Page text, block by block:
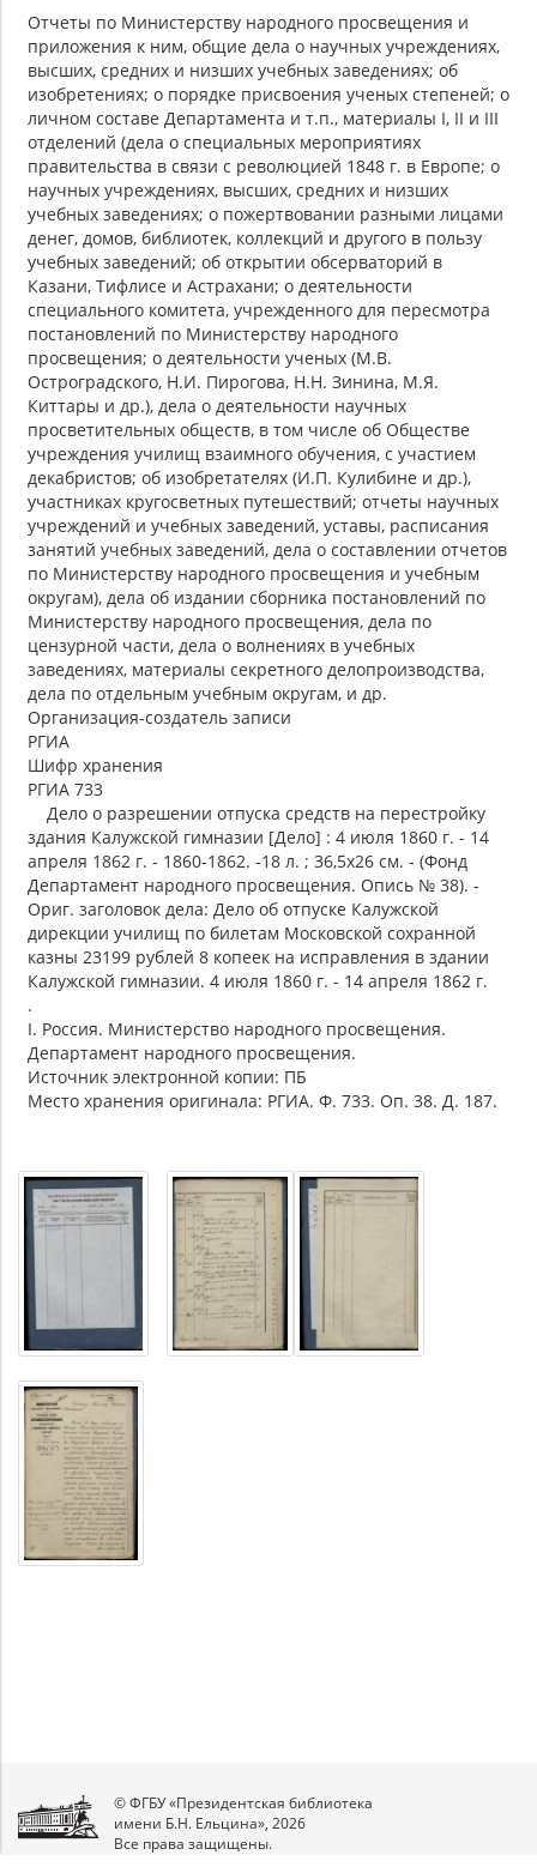
Отчеты по Министерству народного просвещения и
приложения к ним, общие дела о научных учреждениях,
высших, средних и низших учебных заведениях; об
изобретениях; о порядке присвоения ученых степеней; о
личном составе Департамента и т.п., материалы I, II и III
отделений (дела о специальных мероприятиях
правительства в связи с революцией 1848 г. в Европе; о
научных учреждениях, высших, средних и низших
учебных заведениях; о пожертвовании разными лицами
денег, домов, библиотек, коллекций и другого в пользу
учебных заведений; об открытии обсерваторий в
Казани, Тифлисе и Астрахани; о деятельности
специального комитета, учрежденного для пересмотра
постановлений по Министерству народного
просвещения; о деятельности ученых (М.В.
Остроградского, Н.И. Пирогова, Н.Н. Зинина, М.Я.
Киттары и др.), дела о деятельности научных
просветительных обществ, в том числе об Обществе
учреждения училищ взаимного обучения, с участием
декабристов; об изобретателях (И.П. Кулибине и др.),
участниках кругосветных путешествий; отчеты научных
учреждений и учебных заведений, уставы, расписания
занятий учебных заведений, дела о составлении отчетов
по Министерству народного просвещения и учебным
округам), дела об издании сборника постановлений по
Министерству народного просвещения, дела по
цензурной части, дела о волнениях в учебных
заведениях, материалы секретного делопроизводства,
дела по отдельным учебным округам, и др.
Организация-создатель записи
РГИА
Шифр хранения
РГИА 733
Дело о разрешении отпуска средств на перестройку
здания Калужской гимназии [Дело] : 4 июля 1860 г. - 14
апреля 1862 г. - 1860-1862. -18 л. ; 36,5х26 см. - (Фонд
Департамент народного просвещения. Опись № 38). -
Ориг. заголовок дела: Дело об отпуске Калужской
дирекции училищ по билетам Московской сохранной
казны 23199 рублей 8 копеек на исправления в здании
Калужской гимназии. 4 июля 1860 г. - 14 апреля 1862 г.
.
I. Россия. Министерство народного просвещения.
Департамент народного просвещения.
Источник электронной копии: ПБ
Место хранения оригинала: РГИА. Ф. 733. Оп. 38. Д. 187.
© ФГБУ «Президентская библиотека
имени Б.Н. Ельцина», 2026
Все права защищены.